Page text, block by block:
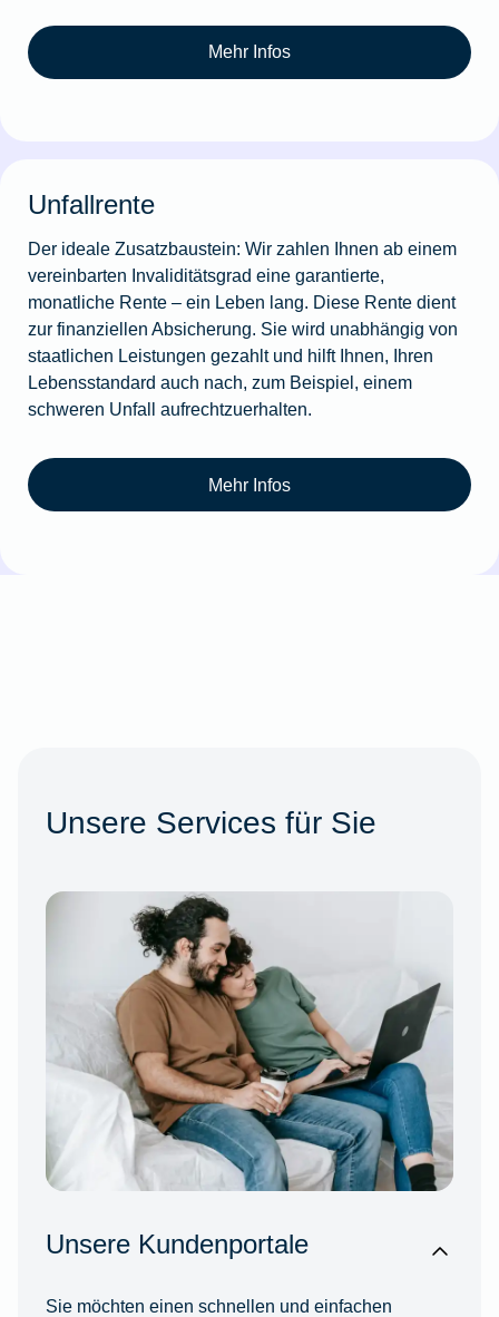
Mehr Infos
Unfallrente
Der ideale Zusatzbaustein: Wir zahlen Ihnen ab einem
vereinbarten Invaliditätsgrad eine garantierte,
monatliche Rente – ein Leben lang. Diese Rente dient
zur finanziellen Absicherung. Sie wird unabhängig von
staatlichen Leistungen gezahlt und hilft Ihnen, Ihren
Lebensstandard auch nach, zum Beispiel, einem
schweren Unfall aufrechtzuerhalten.
Mehr Infos
Unsere Services für Sie
Unsere Kundenportale
Sie möchten einen schnellen und einfachen